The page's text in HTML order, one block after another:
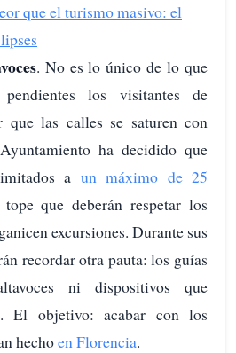
que el turismo masivo: el
. No es lo único de lo que
los visitantes de
que las calles se saturen con
ha decidido que
a un máximo de 25
que deberán respetar los
excursiones. Durante sus
recordar otra pauta: los guías
ni dispositivos que
El objetivo: acabar con los
hechoen Florencia.